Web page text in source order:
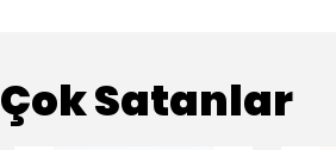
Çok Satanlar